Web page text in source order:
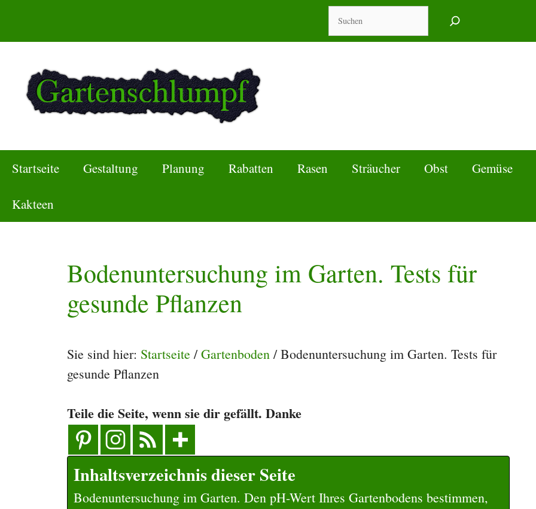
Startseite Gestaltung Planung Rabatten Rasen Sträucher Obst Gemüse
Kakteen
Bodenuntersuchung im Garten. Tests für
gesunde Pflanzen
Sie sind hier: Startseite /Gartenboden /Bodenuntersuchung im Garten. Tests für
gesunde Pflanzen
Teile die Seite, wenn sie dir gefällt. Danke
Inhaltsverzeichnis dieser Seite
Bodenuntersuchung im Garten. Den pH-Wert Ihres Gartenbodens bestimmen,